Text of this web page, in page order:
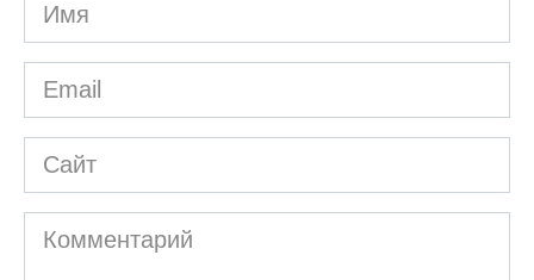
*
Email
*
Сайт
Комментарий